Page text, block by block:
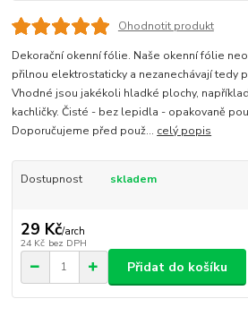
Ohodnotit produkt
Dekorační okenní fólie. Naše okenní fólie
přilnou elektrostaticky a nezanechávají tedy
Vhodné jsou jakékoli hladké plochy,
kachličky. Čisté - bez lepidla - opakovaně
Doporučujeme před použ... celý popis
Dostupnost skladem
29 Kč/arch
24 Kč bez DPH
Přidat do košíku